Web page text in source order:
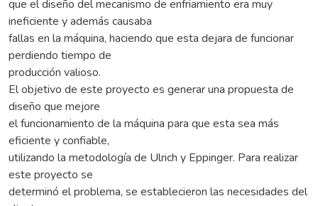
que el diseño del mecanismo de enfriamiento era muy
ineficiente y además causaba
fallas en la máquina, haciendo que esta dejara de funcionar
perdiendo tiempo de
producción valioso.
El objetivo de este proyecto es generar una propuesta de
diseño que mejore
el funcionamiento de la máquina para que esta sea más
eficiente y confiable,
utilizando la metodología de Ulrich y Eppinger. Para realizar
este proyecto se
determinó el problema, se establecieron las necesidades del